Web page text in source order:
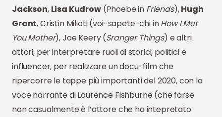
Jackson, Lisa Kudrow(Phoebe in Friends),Hugh
Grant, Cristin Milioti (voi-sapete-chi inHow I Met
You Mother), Joe Keery (Sranger Things) e altri
attori, per interpretare ruoli di storici, politici e
influencer, per realizzare un docu-film che
ripercorre le tappe più importanti del 2020, con la
voce narrante di Laurence Fishburne (che forse
non casualmente è l’attore che ha intepretato